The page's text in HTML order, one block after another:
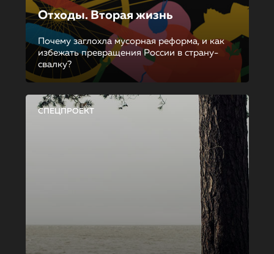
Отходы. Вторая жизнь
Почему заглохла мусорная реформа, и как
избежать превращения России в страну-
свалку?
СПЕЦПРОЕКТ